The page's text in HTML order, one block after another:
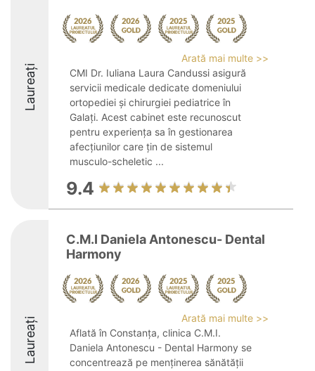
Laureați
Arată mai multe >>
CMI Dr. Iuliana Laura Candussi asigură
servicii medicale dedicate domeniului
ortopediei și chirurgiei pediatrice în
Galați. Acest cabinet este recunoscut
pentru experiența sa în gestionarea
afecțiunilor care țin de sistemul
musculo-scheletic ...
9.4
Laureați
C.M.I Daniela Antonescu- Dental
Harmony
Arată mai multe >>
Aflată în Constanța, clinica C.M.I.
Daniela Antonescu - Dental Harmony se
concentrează pe menținerea sănătății